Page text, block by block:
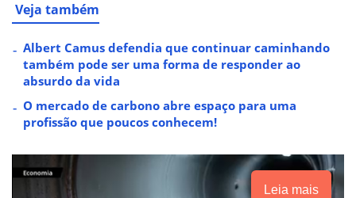
Veja também
Albert Camus defendia que continuar caminhando
também pode ser uma forma de responder ao
absurdo da vida
O mercado de carbono abre espaço para uma
profissão que poucos conhecem!
Leia mais